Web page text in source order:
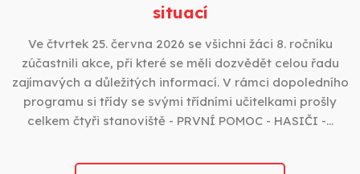
situací
Ve čtvrtek 25. června 2026 se všichni žáci 8. ročníku
zúčastnili akce, při které se měli dozvědět celou řadu
zajímavých a důležitých informací. V rámci dopoledního
programu si třídy se svými třídními učitelkami prošly
celkem čtyři stanoviště - PRVNÍ POMOC - HASIČI -…